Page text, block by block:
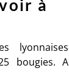
à
lyonnaises
bougies. A